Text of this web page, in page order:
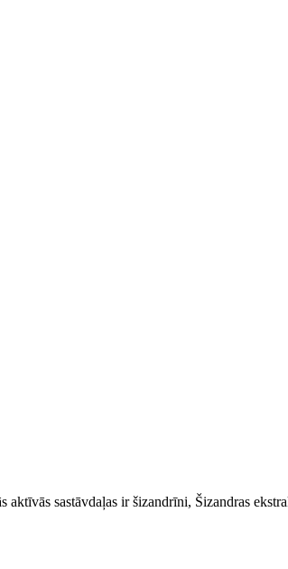
sastāvdaļas ir šizandrīni, Šizandras